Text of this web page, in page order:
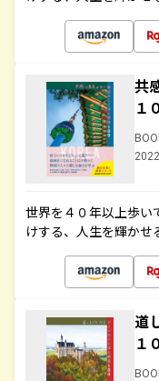
共
１
世界を４０年以上歩い
けする、人生を輝か
道
１